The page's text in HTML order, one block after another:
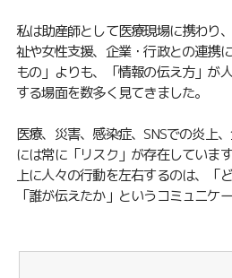
私は助産師として医療現場に携わり
祉や女性支援、企業・行政との連携
もの」よりも、「情報の伝え方」が
する場面を数多く見てきました。
医療、災害、感染症、SNSでの炎上
には常に「リスク」が存在していま
上に人々の行動を左右するのは、「
「誰が伝えたか」というコミュニケ